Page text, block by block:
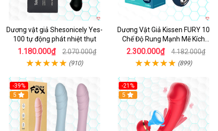
Dương vật giả Shesonicely Yes-
100 tự động phát nhiệt thụt
1.180.000₫ 2.070.000₫
(910)
Dương Vật Giả Kissen FURY 10
Chế Độ Rung Mạnh Mẽ Kích
Thích
2.300.000₫ 4.182.000₫
(899)
-39%
Hot
5
-21%
Hot
5